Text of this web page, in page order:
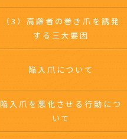
（3）高齢者の巻き爪を誘発
する三大要因
陥入爪について
陥入爪を悪化させる行動につ
いて